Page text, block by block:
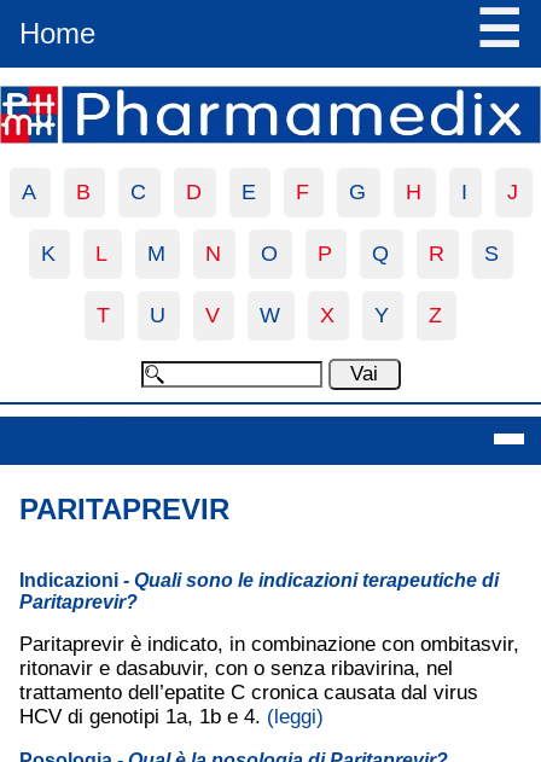
Home ☰
A B C D E F G H I J
K L M N O P Q R S
T U V W X Y Z
Paritaprevir
PARITAPREVIR
Indicazioni - Quali sono le indicazioni terapeutiche di
Paritaprevir?
Paritaprevir è indicato, in combinazione con ombitasvir,
ritonavir e dasabuvir, con o senza ribavirina, nel
trattamento dell’epatite C cronica causata dal virus
HCV di genotipi 1a, 1b e 4. (leggi)